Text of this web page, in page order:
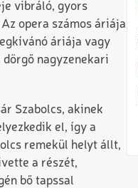
vibráló, gyors
opera számos áriája
áriája vagy
nagyzenekari
Szabolcs, akinek
el, így a
remekül helyt állt,
a részét,
bő tapssal